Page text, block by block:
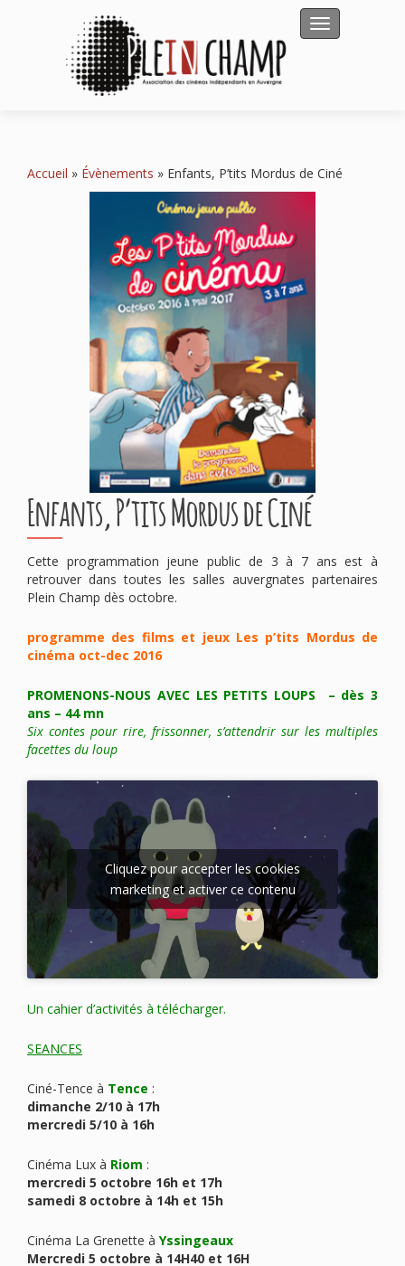
Afficher/
Accueil » Évènements » Enfants, P’tits Mordus de Ciné
Enfants, P’tits Mordus de Ciné
Cette programmation jeune public de 3 à 7 ans est à
retrouver dans toutes les salles auvergnates partenaires
Plein Champ dès octobre.
programme des films et jeux Les p’tits Mordus de
cinéma oct-dec 2016
PROMENONS-NOUS AVEC LES PETITS LOUPS – dès 3
ans – 44 mn
Six contes pour rire, frissonner, s’attendrir sur les multiples
facettes du loup
Cliquez pour accepter les cookies
marketing et activer ce contenu
Un cahier d’activités à télécharger.
SEANCES
Ciné-Tence à Tence :
dimanche 2/10 à 17h
mercredi 5/10 à 16h
Cinéma Lux à Riom :
mercredi 5 octobre 16h et 17h
samedi 8 octobre à 14h et 15h
Cinéma La Grenette à Yssingeaux
Mercredi 5 octobre à 14H40 et 16H